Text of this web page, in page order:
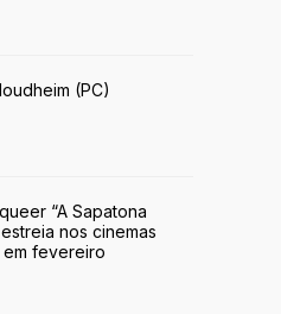
(PC)
“A Sapatona
nos cinemas
fevereiro